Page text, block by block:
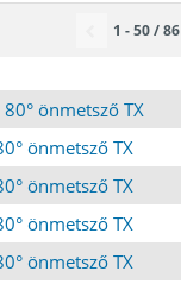
1 - 50 / 86
önmetsző TX
önmetsző TX
önmetsző TX
önmetsző TX
önmetsző TX